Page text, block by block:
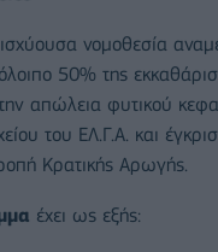
νομοθεσία
50% της
απώλεια φυτικού
του ΕΛ.Γ.Α. και
Κρατικής Αρωγής.
έχει ως εξής: